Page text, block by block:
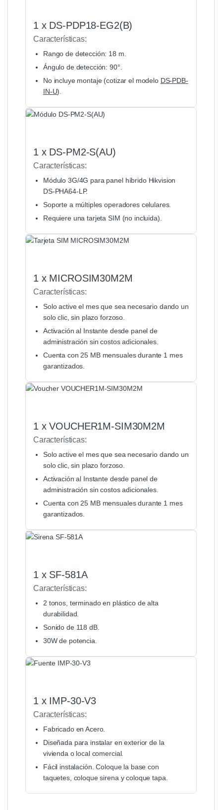
1 x DS-PDP18-EG2(B)
Características:
Rango de detección: 18 m.
Ángulo de detección: 90°.
No incluye montaje (cotizar el modelo DS-PDB-
IN-U).
1 x DS-PM2-S(AU)
Características:
Módulo 3G/4G para panel híbrido Hikvision
DS-PHA64-LP.
Soporte a múltiples operadores celulares.
Requiere una tarjeta SIM (no incluida).
1 x MICROSIM30M2M
Características:
Solo active el mes que sea necesario dando un
solo clic, sin plazo forzoso.
Activación al Instante desde panel de
administración sin costos adicionales.
Cuenta con 25 MB mensuales durante 1 mes
garantizados.
1 x VOUCHER1M-SIM30M2M
Características:
Solo active el mes que sea necesario dando un
solo clic, sin plazo forzoso.
Activación al Instante desde panel de
administración sin costos adicionales.
Cuenta con 25 MB mensuales durante 1 mes
garantizados.
1 x SF-581A
Características:
2 tonos, terminado en plástico de alta
durabilidad.
Sonido de 118 dB.
30W de potencia.
1 x IMP-30-V3
Características:
Fabricado en Acero.
Diseñada para instalar en exterior de la
vivienda o local comercial.
Fácil instalación. Coloque la base con
taquetes, coloque sirena y coloque tapa.